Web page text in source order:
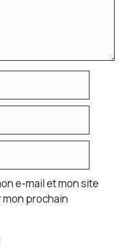
e-mail et mon site
prochain